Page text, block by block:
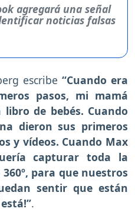
agregará una señal
noticias falsas
escribe “Cuando era
pasos, mi mamá
de bebés. Cuando
dieron sus primeros
y vídeos. Cuando Max
capturar toda la
para que nuestros
sentir que están
.